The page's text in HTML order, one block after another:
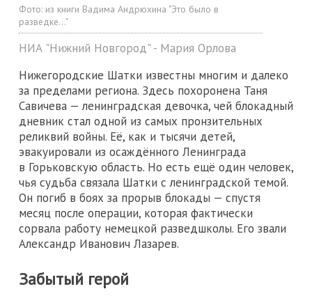
Фото: из книги Вадима Андрюхина "Это было в
разведке..."
НИА "Нижний Новгород" - Мария Орлова
Нижегородские Шатки известны многим и далеко
за пределами региона. Здесь похоронена Таня
Савичева — ленинградская девочка, чей блокадный
дневник стал одной из самых пронзительных
реликвий войны. Её, как и тысячи детей,
эвакуировали из осаждённого Ленинграда
в Горьковскую область. Но есть ещё один человек,
чья судьба связала Шатки с ленинградской темой.
Он погиб в боях за прорыв блокады — спустя
месяц после операции, которая фактически
сорвала работу немецкой разведшколы. Его звали
Александр Иванович Лазарев.
Забытый герой